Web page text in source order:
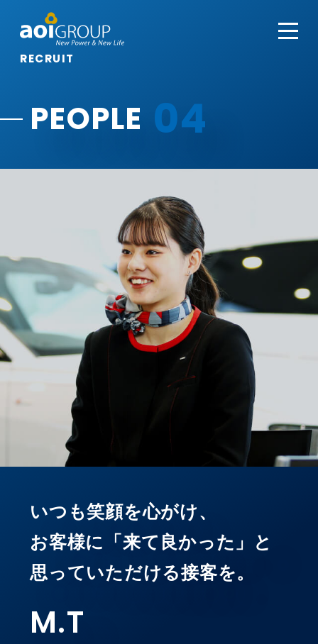
RECRUIT
PEOPLE 04
いつも笑顔を心がけ、
お客様に「来て良かった」と
思っていただける接客を。
M.T